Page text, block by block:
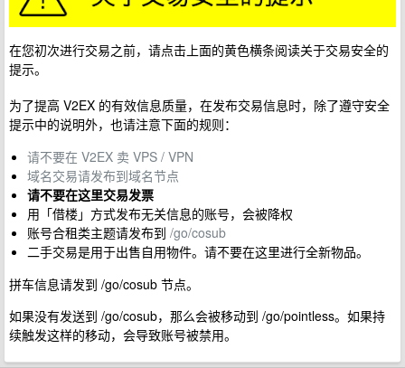
在您初次进行交易之前，请点击上面的黄色横条阅读关于交易安全的
提示。
为了提高 V2EX 的有效信息质量，在发布交易信息时，除了遵守安全
提示中的说明外，也请注意下面的规则：
请不要在 V2EX 卖 VPS / VPN
域名交易请发布到域名节点
请不要在这里交易发票
用「借楼」方式发布无关信息的账号，会被降权
账号合租类主题请发布到 /go/cosub
二手交易是用于出售自用物件。请不要在这里进行全新物品。
拼车信息请发到 /go/cosub 节点。
如果没有发送到 /go/cosub，那么会被移动到 /go/pointless。如果持
续触发这样的移动，会导致账号被禁用。